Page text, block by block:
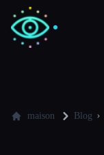
maison Blog